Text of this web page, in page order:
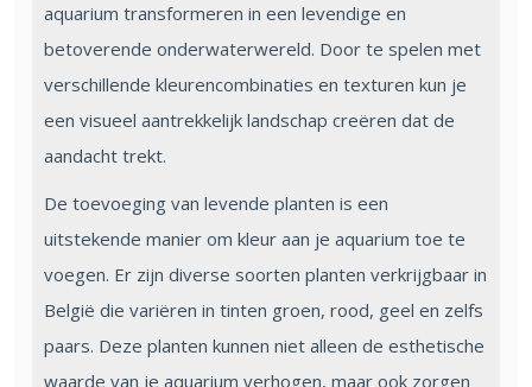
aquarium transformeren in een levendige en
betoverende onderwaterwereld. Door te spelen met
verschillende kleurencombinaties en texturen kun je
een visueel aantrekkelijk landschap creëren dat de
aandacht trekt.
De toevoeging van levende planten is een
uitstekende manier om kleur aan je aquarium toe te
voegen. Er zijn diverse soorten planten verkrijgbaar in
België die variëren in tinten groen, rood, geel en zelfs
paars. Deze planten kunnen niet alleen de esthetische
waarde van je aquarium verhogen, maar ook zorgen